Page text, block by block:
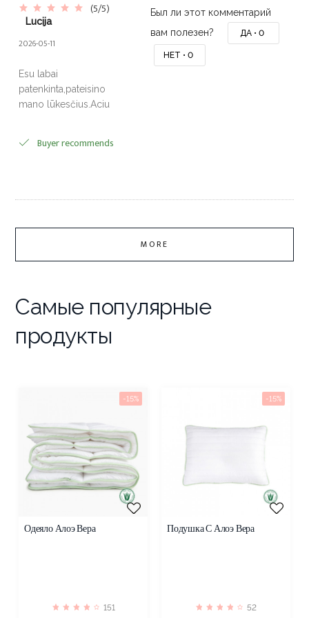
(5/5)
Lucija
2026-05-11
Esu labai
patenkinta,pateisino
mano lūkesčius.Aciu
Buyer recommends
Был ли этот комментарий
вам полезен?
ДА • 0
НЕТ • 0
MORE
Самые популярные
продукты
Одеяло Алоэ Вера
151
-15%
Подушка С Алоэ Вера
52
-15%